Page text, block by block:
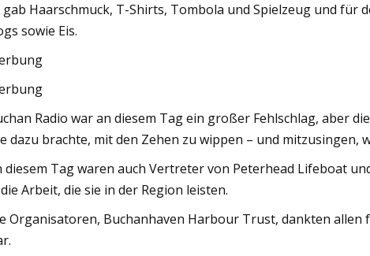
gab Haarschmuck, T-Shirts, Tombola und Spielzeug und
sowie Eis.
Radio war an diesem Tag ein großer Fehlschlag, aber
dazu brachte, mit den Zehen zu wippen – und mitzusingen,
diesem Tag waren auch Vertreter von Peterhead Lifeboat
Arbeit, die sie in der Region leisten.
Organisatoren, Buchanhaven Harbour Trust, dankten